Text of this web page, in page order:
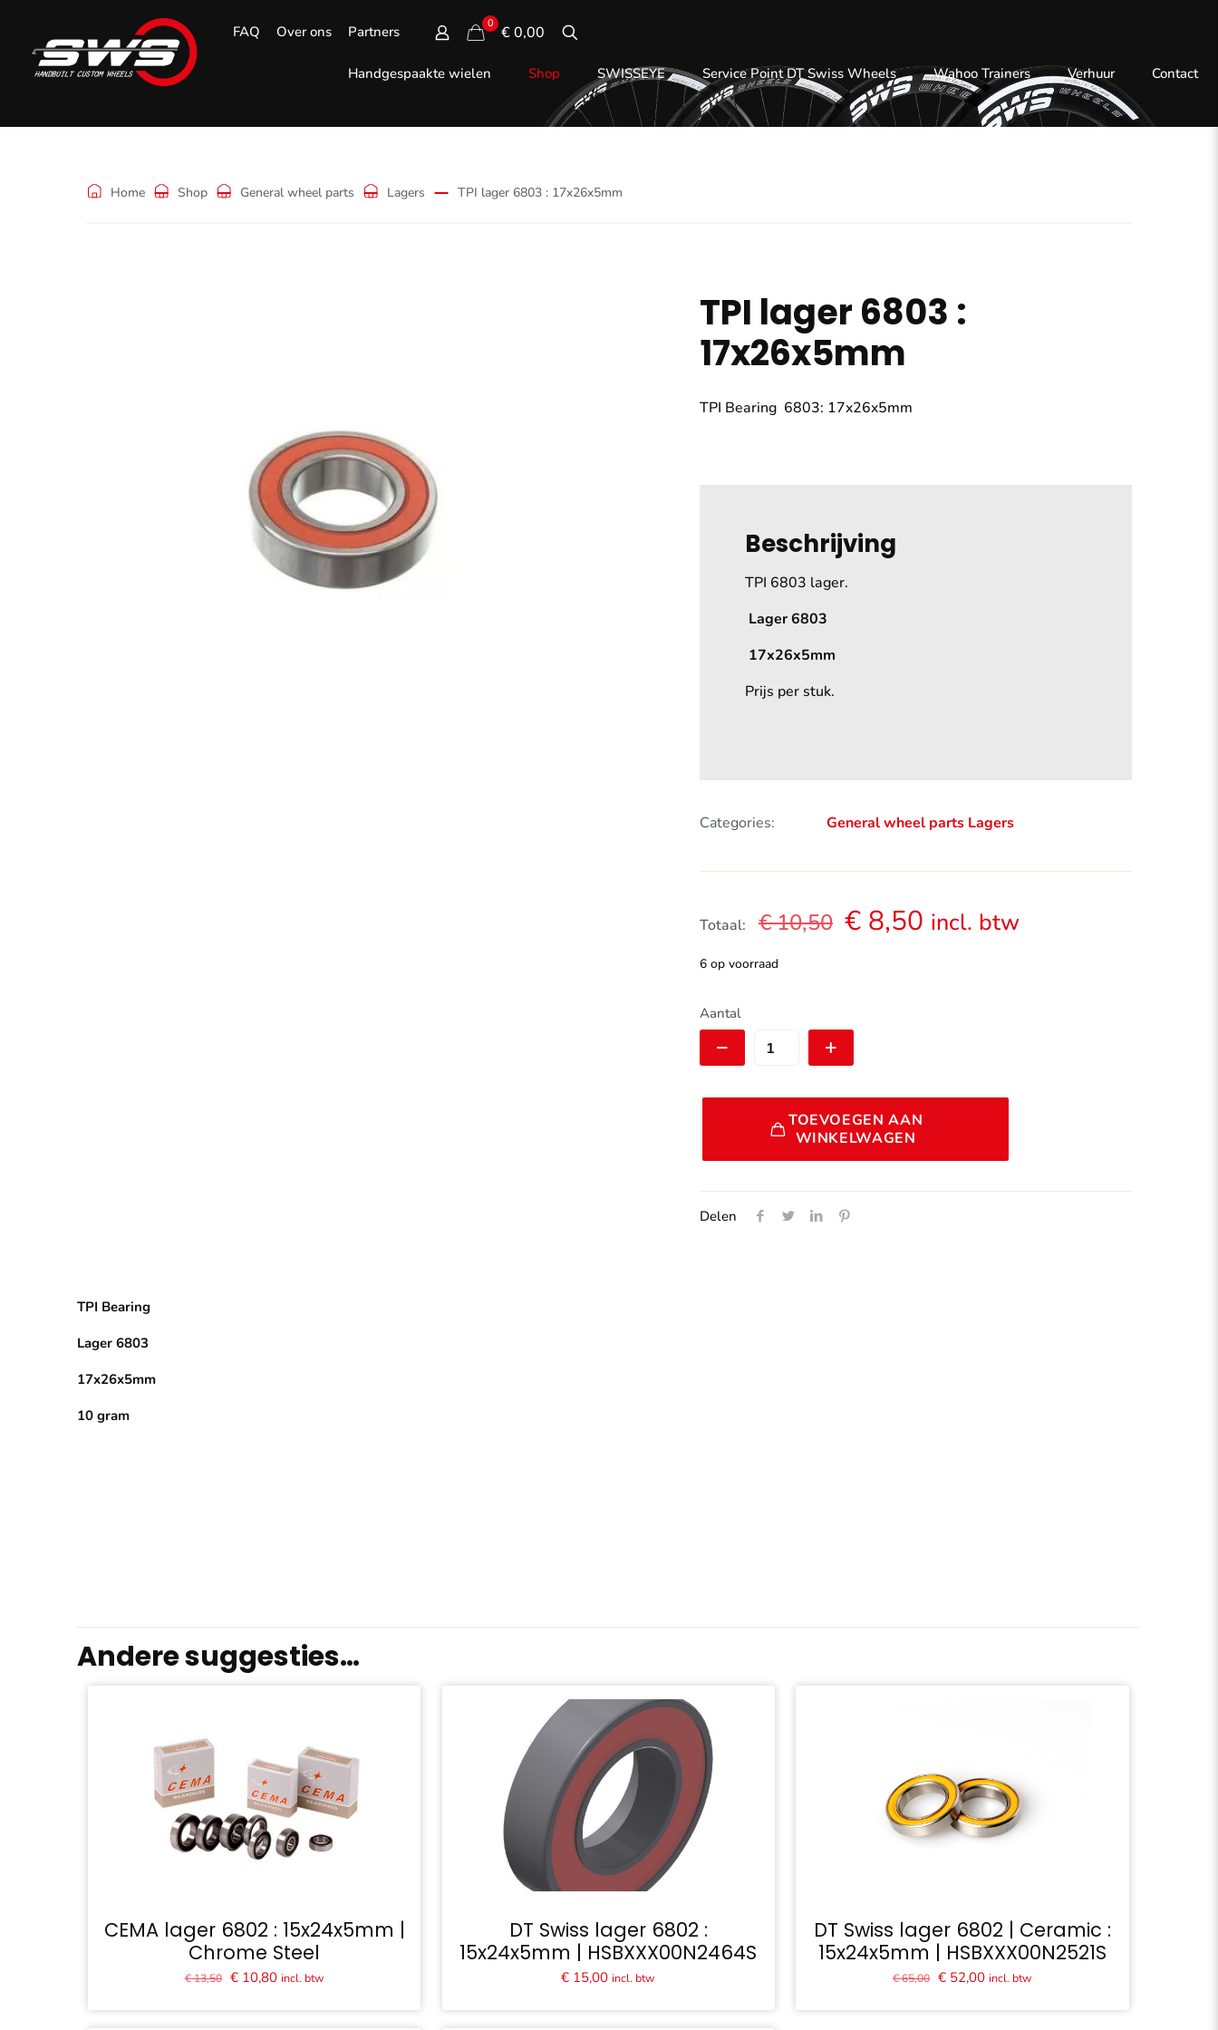
FAQ Over ons Partners 0 € 0,00
Handgespaakte wielen Shop SWISSEYE Service Point DT Swiss Wheels Wahoo Trainers Verhuur Contact
Home Shop General wheel parts Lagers TPI lager 6803 : 17x26x5mm
TPI lager 6803 :
17x26x5mm
TPI Bearing 6803: 17x26x5mm
Beschrijving
TPI 6803 lager.
Lager 6803
17x26x5mm
Prijs per stuk.
Categories: General wheel parts Lagers
Totaal: €10,50 Oorspronkelijke
€ 8,50 Huidige
incl. btw
6 op voorraad
Aantal
TPI
lager
17x26x5mm
TOEVOEGEN AAN
WINKELWAGEN
Delen
TPI Bearing
Lager 6803
17x26x5mm
10 gram
Andere suggesties…
CEMA lager 6802 : 15x24x5mm |
Chrome Steel
€13,50 Oorspronkelijke
€10,80Huidige
incl. btw
DT Swiss lager 6802 :
15x24x5mm | HSBXXX00N2464S
€ 15,00 incl. btw
DT Swiss lager 6802 | Ceramic :
15x24x5mm | HSBXXX00N2521S
€65,00 Oorspronkelijke
€ 52,00Huidige
incl. btw